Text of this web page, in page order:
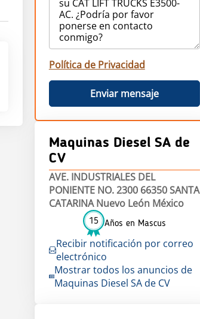
Política de Privacidad
Enviar mensaje
Maquinas Diesel SA de
CV
AVE. INDUSTRIALES DEL
PONIENTE NO. 2300 66350 SANTA
CATARINA Nuevo León México
15 Años en Mascus
Recibir notificación por correo
electrónico
Mostrar todos los anuncios de
Maquinas Diesel SA de CV